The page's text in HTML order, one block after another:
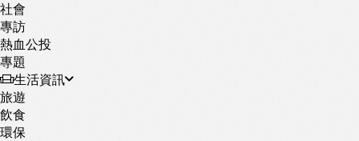
社會
專訪
熱血公投
專題
生活資訊
旅遊
飲食
環保